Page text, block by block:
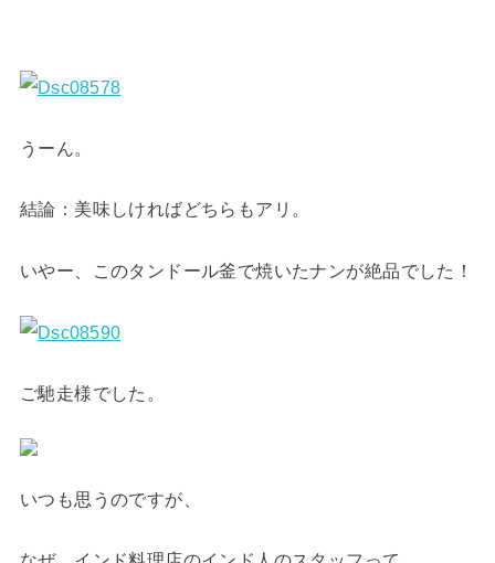
うーん。
結論：美味しければどちらもアリ。
いやー、このタンドール釜で焼いたナンが絶品でした！
ご馳走様でした。
いつも思うのですが、